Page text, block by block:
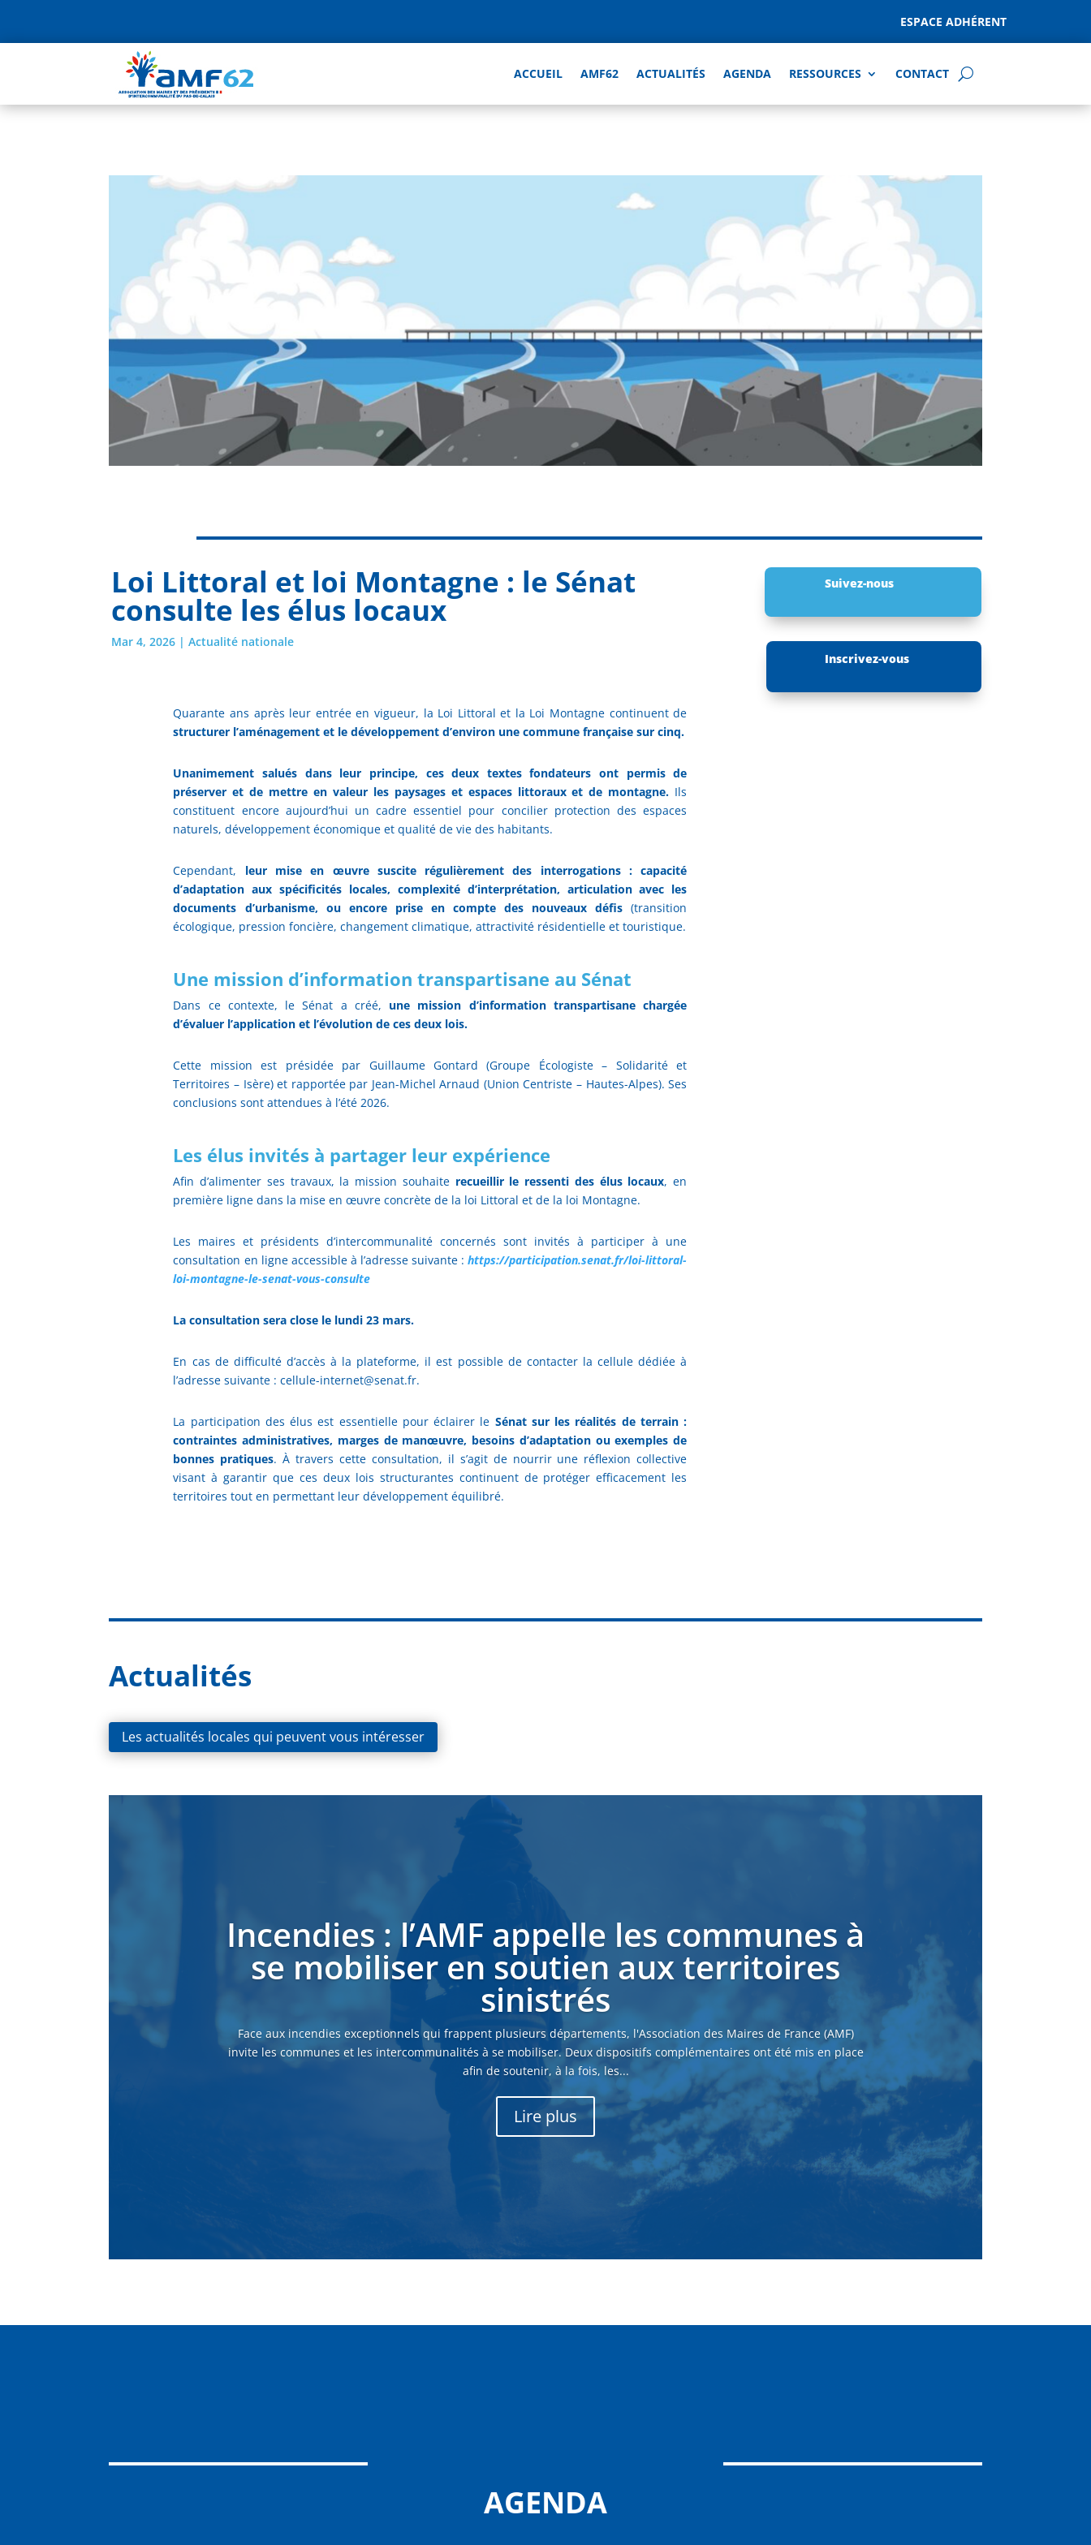
ESPACE ADHÉRENT
ACCUEIL AMF62 ACTUALITÉS AGENDA RESSOURCES CONTACT
Loi Littoral et loi Montagne : le Sénat
consulte les élus locaux
Mar 4, 2026 |Actualité nationale
Quarante ans après leur entrée en vigueur, la Loi Littoral et la Loi Montagne continuent de
structurer l’aménagement et le développement d’environ une commune française sur cinq.
Unanimement salués dans leur principe, ces deux textes fondateurs ont permis de
préserver et de mettre en valeur les paysages et espaces littoraux et de montagne. Ils
constituent encore aujourd’hui un cadre essentiel pour concilier protection des espaces
naturels, développement économique et qualité de vie des habitants.
Cependant, leur mise en œuvre suscite régulièrement des interrogations : capacité
d’adaptation aux spécificités locales, complexité d’interprétation, articulation avec les
documents d’urbanisme, ou encore prise en compte des nouveaux défis (transition
écologique, pression foncière, changement climatique, attractivité résidentielle et touristique.
Une mission d’information transpartisane au Sénat
Dans ce contexte, le Sénat a créé, une mission d’information transpartisane chargée
d’évaluer l’application et l’évolution de ces deux lois.
Cette mission est présidée par Guillaume Gontard (Groupe Écologiste – Solidarité et
Territoires – Isère) et rapportée par Jean-Michel Arnaud (Union Centriste – Hautes-Alpes). Ses
conclusions sont attendues à l’été 2026.
Les élus invités à partager leur expérience
Afin d’alimenter ses travaux, la mission souhaite recueillir le ressenti des élus locaux, en
première ligne dans la mise en œuvre concrète de la loi Littoral et de la loi Montagne.
Les maires et présidents d’intercommunalité concernés sont invités à participer à une
consultation en ligne accessible à l’adresse suivante :https://participation.senat.fr/loi-littoral-
loi-montagne-le-senat-vous-consulte
La consultation sera close le lundi 23 mars.
En cas de difficulté d’accès à la plateforme, il est possible de contacter la cellule dédiée à
l’adresse suivante : cellule-internet@senat.fr.
La participation des élus est essentielle pour éclairer le Sénat sur les réalités de terrain :
contraintes administratives, marges de manœuvre, besoins d’adaptation ou exemples de
bonnes pratiques. À travers cette consultation, il s’agit de nourrir une réflexion collective
visant à garantir que ces deux lois structurantes continuent de protéger efficacement les
territoires tout en permettant leur développement équilibré.
Suivez-nous
Inscrivez-vous
Actualités
Les actualités locales qui peuvent vous intéresser
Incendies : l’AMF appelle les communes à
se mobiliser en soutien aux territoires
sinistrés
Face aux incendies exceptionnels qui frappent plusieurs départements, l'Association des Maires de France (AMF)
invite les communes et les intercommunalités à se mobiliser. Deux dispositifs complémentaires ont été mis en place
afin de soutenir, à la fois, les...
Lire plus
AGENDA